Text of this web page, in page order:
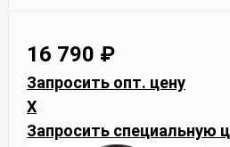
16 790 ₽
Запросить опт. цену
X
Запросить специальную